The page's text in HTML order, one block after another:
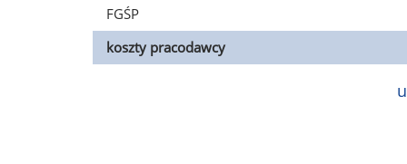
FGŚP
koszty pracodawcy